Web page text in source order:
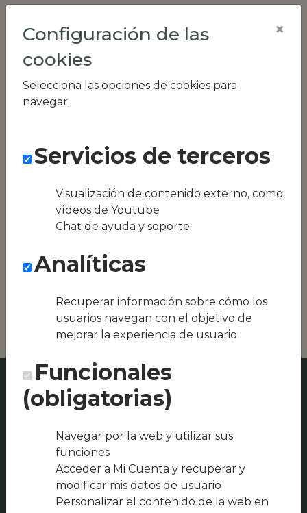
semanalmente
Factura única
empleados
Opción de catering
RR.HH
Conseguimos la
oferta local de tu
ser EL Rincón De
Sole o Restaurante
Chiquito
Configuración de las
cookies
Selecciona las opciones de cookies para
navegar.
×
Servicios de terceros
Visualización de contenido externo, como
vídeos de Youtube
Chat de ayuda y soporte
Analíticas
Recuperar información sobre cómo los
usuarios navegan con el objetivo de
mejorar la experiencia de usuario
Funcionales
(obligatorias)
Navegar por la web y utilizar sus
funciones
Acceder a Mi Cuenta y recuperar y
modificar mis datos de usuario
Personalizar el contenido de la web en